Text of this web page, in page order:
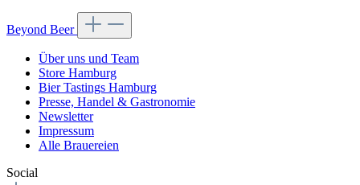
Beyond Beer
Über uns und Team
Store Hamburg
Bier Tastings Hamburg
Presse, Handel & Gastronomie
Newsletter
Impressum
Alle Brauereien
Social